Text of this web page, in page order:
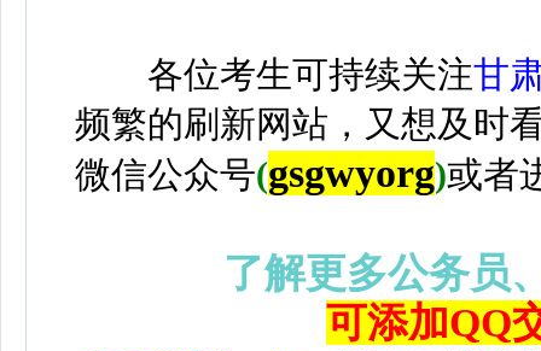
各位考生可持续关注甘
频繁的刷新网站，又想及时
微信公众号(gsgwyorg)或者
了解更多公务员
可添加QQ